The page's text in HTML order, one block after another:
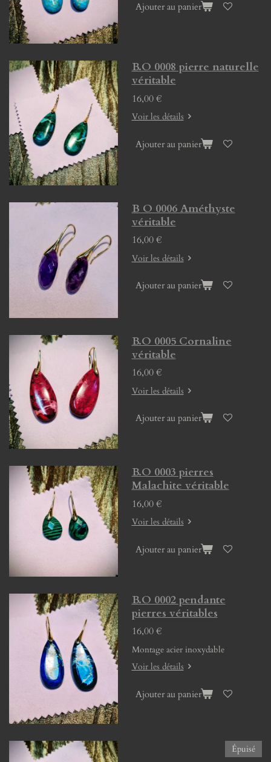
Ajouter au panier
B.O 0008 pierre naturelle
véritable
16,00 €
Voir les détails
Ajouter au panier
B O 0006 Améthyste
véritable
16,00 €
Voir les détails
Ajouter au panier
B.O 0005 Cornaline
véritable
16,00 €
Voir les détails
Ajouter au panier
B.O 0003 pierres
Malachite véritable
16,00 €
Voir les détails
Ajouter au panier
B.O 0002 pendante
pierres véritables
16,00 €
Montage acier inoxydable
Voir les détails
Ajouter au panier
Épuisé